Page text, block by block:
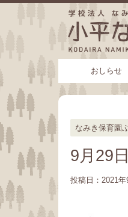
おしらせ
なみき保育園
9月29
投稿日： 2021年